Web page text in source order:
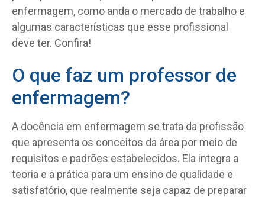
enfermagem, como anda o mercado de trabalho e
algumas características que esse profissional
deve ter. Confira!
O que faz um professor de
enfermagem?
A docência em enfermagem se trata da profissão
que apresenta os conceitos da área por meio de
requisitos e padrões estabelecidos. Ela integra a
teoria e a prática para um ensino de qualidade e
satisfatório, que realmente seja capaz de preparar